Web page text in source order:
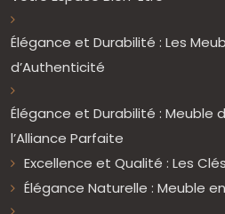
Élégance et Durabilité : Les
d’Authenticité
Élégance et Durabilité : Meuble
l’Alliance Parfaite
Excellence et Qualité : Les
Élégance Naturelle : Meuble